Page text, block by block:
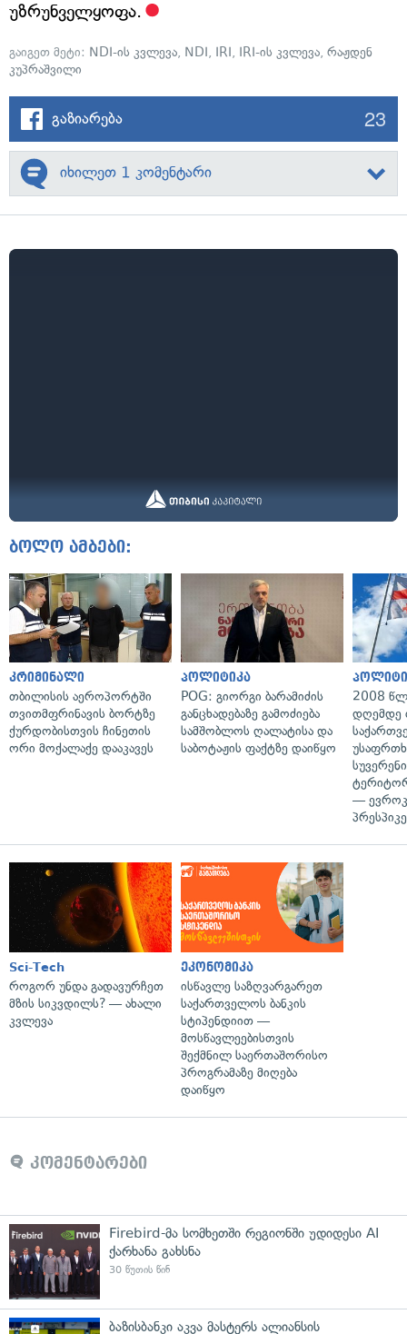
უზრუნველყოფა.
გაიგეთ მეტი: NDI-ის კვლევა, NDI, IRI, IRI-ის კვლევა, რაჟდენ
კუპრაშვილი
გაზიარება 23
იხილეთ 1 კომენტარი
ბოლო ამბები:
კრიმინალი
თბილისის აეროპორტში
თვითმფრინავის ბორტზე
ქურდობისთვის ჩინეთის
ორი მოქალაქე დააკავეს
პოლიტიკა
POG: გიორგი ბარამიძის
განცხადებაზე გამოძიება
სამშობლოს ღალატისა და
საბოტაჟის ფაქტზე დაიწყო
2008
დღემდე
—
Sci-Tech
როგორ უნდა გადავურჩეთ
მზის სიკვდილს? — ახალი
კვლევა
ეკონომიკა
ისწავლე საზღვარგარეთ
საქართველოს ბანკის
სტიპენდიით —
მოსწავლეებისთვის
შექმნილ საერთაშორისო
პროგრამაზე მიღება
დაიწყო
კომენტარები
Firebird-მა სომხეთში რეგიონში უდიდესი AI
ქარხანა გახსნა
30 წუთის წინ
ბაზისბანკი აკვა მასტერს ალიანსის